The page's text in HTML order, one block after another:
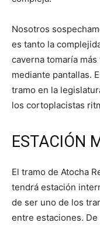
Nosotros
es tanto la
caverna tomaría
mediante pantallas.
tramo en la
los cortoplacistas
ESTACIÓN
El tramo de Atocha
tendrá estación
de ser uno de los
entre estaciones.